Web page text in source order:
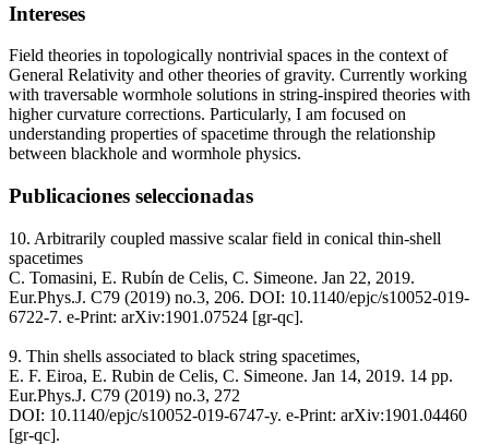
Intereses
Field theories in topologically nontrivial spaces in the context of
General Relativity and other theories of gravity. Currently working
with traversable wormhole solutions in string-inspired theories with
higher curvature corrections. Particularly, I am focused on
understanding properties of spacetime through the relationship
between blackhole and wormhole physics.
Publicaciones seleccionadas
10. Arbitrarily coupled massive scalar field in conical thin-shell
spacetimes
C. Tomasini, E. Rubín de Celis, C. Simeone. Jan 22, 2019.
Eur.Phys.J. C79 (2019) no.3, 206. DOI: 10.1140/epjc/s10052-019-
6722-7. e-Print: arXiv:1901.07524 [gr-qc].
9. Thin shells associated to black string spacetimes,
E. F. Eiroa, E. Rubin de Celis, C. Simeone. Jan 14, 2019. 14 pp.
Eur.Phys.J. C79 (2019) no.3, 272
DOI: 10.1140/epjc/s10052-019-6747-y. e-Print: arXiv:1901.04460
[gr-qc].